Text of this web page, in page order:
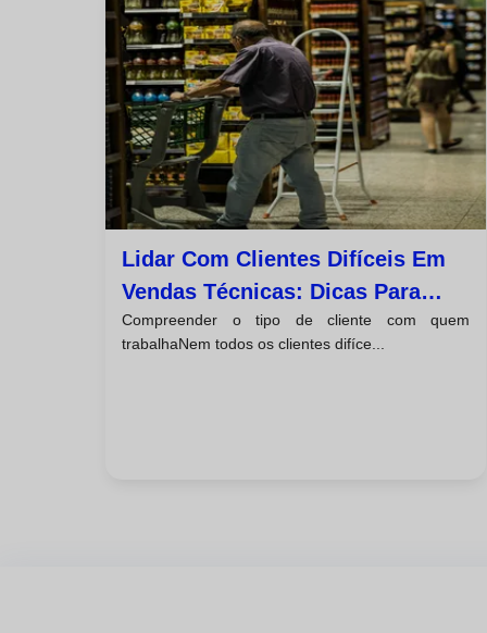
Lidar Com Clientes Difíceis Em
Vendas Técnicas: Dicas Para
Fechos De Negócio Bem-
Sucedidos
Compreender o tipo de cliente com quem
trabalhaNem todos os clientes difíce...